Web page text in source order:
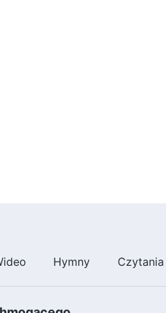
Hymny Czytania